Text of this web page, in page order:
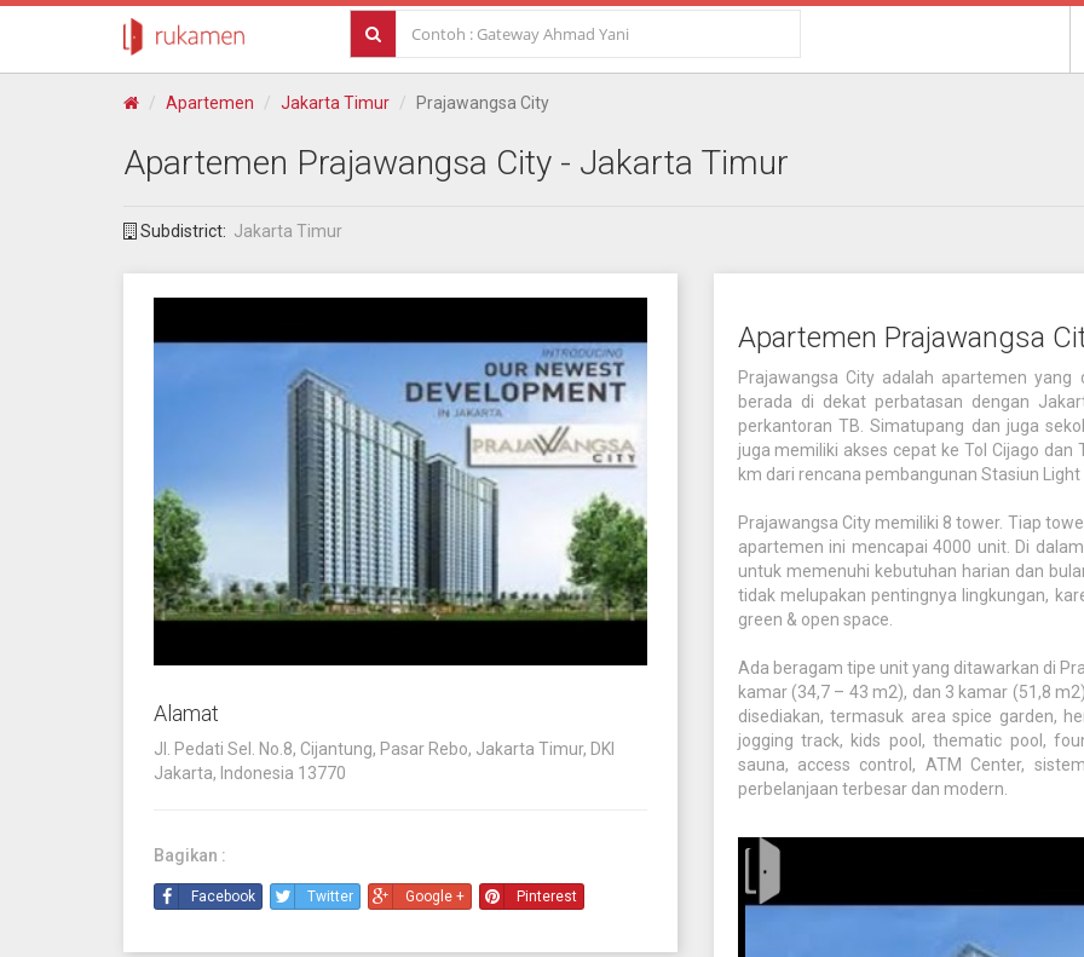
Apartemen Jakarta Timur Prajawangsa City
Apartemen Prajawangsa City - Jakarta Timur
Subdistrict: Jakarta Timur
Apartemen Prajawangsa
Prajawangsa City adalah apartemen
berada di dekat perbatasan dengan
perkantoran TB. Simatupang dan juga
juga memiliki akses cepat ke Tol Cijago
km dari rencana pembangunan Stasiun
Prajawangsa City memiliki 8 tower. Tiap
apartemen ini mencapai 4000 unit. Di
untuk memenuhi kebutuhan harian dan
tidak melupakan pentingnya lingkungan,
green & open space.
Ada beragam tipe unit yang ditawarkan di
kamar (34,7 – 43 m2), dan 3 kamar (51,8
disediakan, termasuk area spice garden,
jogging track, kids pool, thematic pool,
sauna, access control, ATM Center,
perbelanjaan terbesar dan modern.
Alamat
Jl. Pedati Sel. No.8, Cijantung, Pasar Rebo, Jakarta Timur, DKI
Jakarta, Indonesia 13770
Bagikan :
Facebook Twitter Google + Pinterest